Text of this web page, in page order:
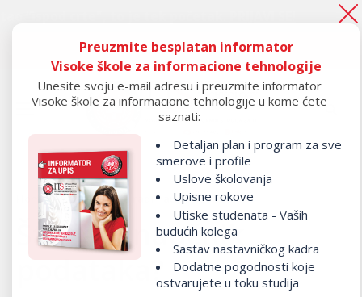
Ako si ostao “ispod crte", to je tek početak.PRIJAVI SE!
Home/Programi/ Šta radi naučnik podataka?
Šta radi naučnik
podataka?
Preuzmite besplatan informator
Visoke škole za informacione tehnologije
Unesite svoju e-mail adresu i preuzmite informator
Visoke škole za informacione tehnologije u kome ćete
saznati:
Detaljan plan i program za sve
smerove i profile
Uslove školovanja
Upisne rokove
Utiske studenata - Vaših
budućih kolega
Sastav nastavničkog kadra
Dodatne pogodnosti koje
ostvarujete u toku studija